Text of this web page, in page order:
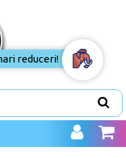
reduceri!